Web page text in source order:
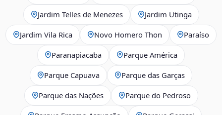
Jardim Telles de Menezes Jardim Utinga
Jardim Vila Rica Novo Homero Thon Paraíso
Paranapiacaba Parque América
Parque Capuava Parque das Garças
Parque das Nações Parque do Pedroso